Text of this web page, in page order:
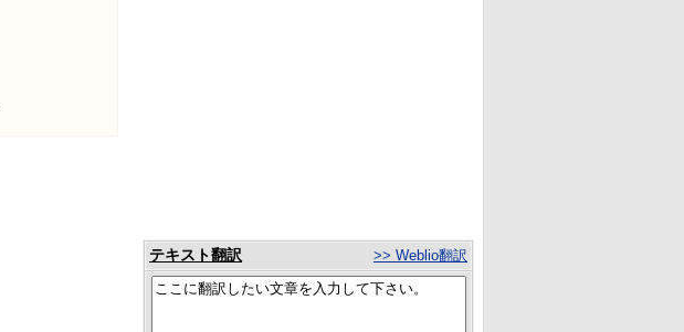
テキスト翻訳 >> Weblio翻訳